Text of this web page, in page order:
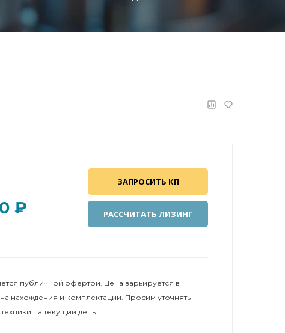
₽
ЗАПРОСИТЬ КП
РАССЧИТАТЬ ЛИЗИНГ
публичной офертой. Цена варьируется в
нахождения и комплектации. Просим уточнять
на текущий день.